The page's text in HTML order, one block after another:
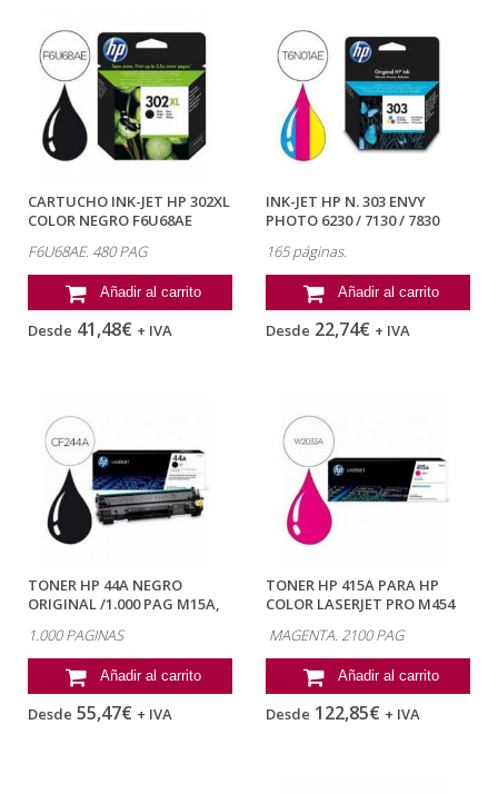
CARTUCHO INK-JET HP 302XL
COLOR NEGRO F6U68AE
F6U68AE. 480 PAG
Añadir al carrito
Desde 41,48€ + IVA
INK-JET HP N. 303 ENVY
PHOTO 6230 / 7130 / 7830
165 páginas.
Añadir al carrito
Desde 22,74€ + IVA
TONER HP 44A NEGRO
ORIGINAL /1.000 PAG M15A,
1.000 PAGINAS
Añadir al carrito
Desde 55,47€ + IVA
TONER HP 415A PARA HP
COLOR LASERJET PRO M454
MAGENTA. 2100 PAG
Añadir al carrito
Desde 122,85€ + IVA